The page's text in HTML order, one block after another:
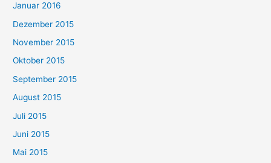
Januar 2016
Dezember 2015
November 2015
Oktober 2015
September 2015
August 2015
Juli 2015
Juni 2015
Mai 2015